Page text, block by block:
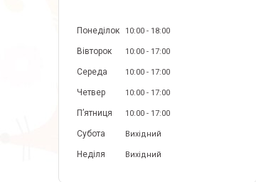
Понеділок 10:00 18:00
Вівторок 10:00 17:00
Середа 10:00 17:00
Четвер 10:00 17:00
Пʼятниця 10:00 17:00
Субота Вихідний
Неділя Вихідний